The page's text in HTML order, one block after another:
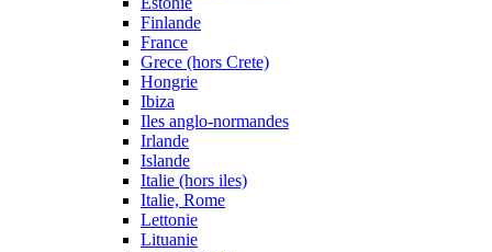
Finlande
France
Grece (hors Crete)
Hongrie
Ibiza
Iles anglo-normandes
Irlande
Islande
Italie (hors iles)
Italie, Rome
Lettonie
Lituanie